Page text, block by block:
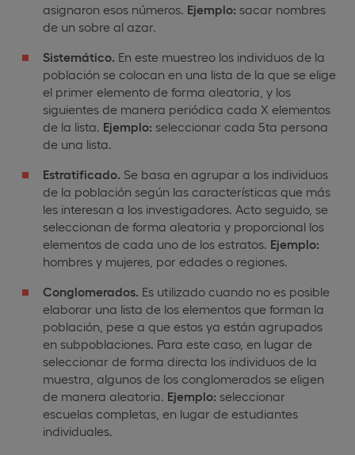
asignaron esos números. Ejemplo: sacar nombres
de un sobre al azar.
Sistemático. En este muestreo los individuos de la
población se colocan en una lista de la que se elige
el primer elemento de forma aleatoria, y los
siguientes de manera periódica cada X elementos
de la lista. Ejemplo: seleccionar cada 5ta persona
de una lista.
Estratificado. Se basa en agrupar a los individuos
de la población según las características que más
les interesan a los investigadores. Acto seguido, se
seleccionan de forma aleatoria y proporcional los
elementos de cada uno de los estratos. Ejemplo:
hombres y mujeres, por edades o regiones.
Conglomerados. Es utilizado cuando no es posible
elaborar una lista de los elementos que forman la
población, pese a que estos ya están agrupados
en subpoblaciones. Para este caso, en lugar de
seleccionar de forma directa los individuos de la
muestra, algunos de los conglomerados se eligen
de manera aleatoria. Ejemplo: seleccionar
escuelas completas, en lugar de estudiantes
individuales.